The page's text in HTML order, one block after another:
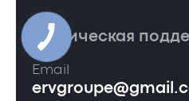
Техническая
Email